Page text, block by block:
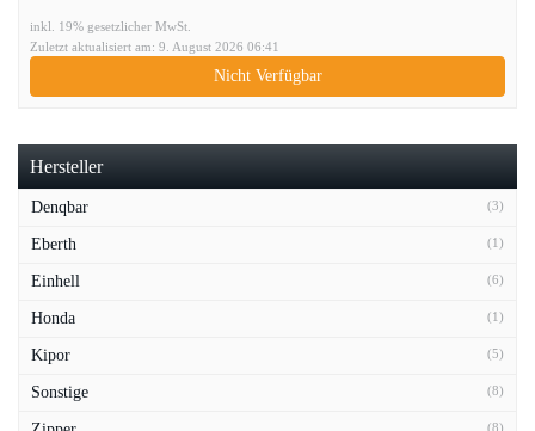
inkl. 19% gesetzlicher MwSt.
Zuletzt aktualisiert am: 9. August 2026 06:41
Nicht Verfügbar
Hersteller
Denqbar (3)
Eberth (1)
Einhell (6)
Honda (1)
Kipor (5)
Sonstige (8)
(8)